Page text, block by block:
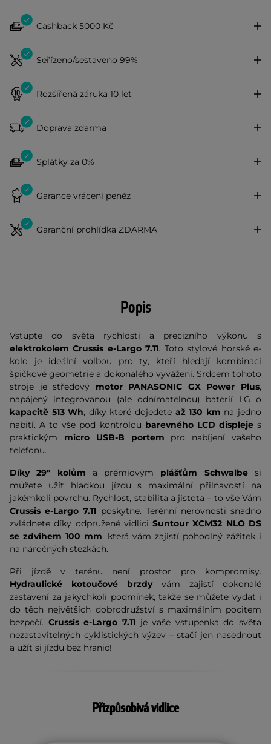
Cashback 5000 Kč
Seřízeno/sestaveno 99%
Rozšířená záruka 10 let
Doprava zdarma
Splátky za 0%
Garance vrácení peněz
Garanční prohlídka ZDARMA
Popis
Vstupte do světa rychlosti a precizního výkonu s
elektrokolem Crussis e-Largo 7.11. Toto stylové horské e-
kolo je ideální volbou pro ty, kteří hledají kombinaci
špičkové geometrie a dokonalého vyvážení. Srdcem tohoto
stroje je středový motor PANASONIC GX Power Plus,
napájený integrovanou (ale odnímatelnou) baterií LG o
kapacitě 513 Wh, díky které dojedete až 130 km na jedno
nabití. A to vše pod kontrolou barevného LCD displejes
praktickým micro USB-B portem pro nabíjení vašeho
telefonu.
Díky 29" kolům a prémiovým plášťům Schwalbesi
můžete užít hladkou jízdu s maximální přilnavostí na
jakémkoli povrchu. Rychlost, stabilita a jistota – to vše Vám
Crussis e-Largo 7.11 poskytne. Terénní nerovnosti snadno
zvládnete díky odpružené vidliciSuntour XCM32 NLO DS
se zdvihem 100 mm, která vám zajistí pohodlný zážitek i
na náročných stezkách.
Při jízdě v terénu není prostor pro kompromisy.
Hydraulické kotoučové brzdy vám zajistí dokonalé
zastavení za jakýchkoli podmínek, takže se můžete vydat i
do těch největších dobrodružství s maximálním pocitem
bezpečí. Crussis e-Largo 7.11 je vaše vstupenka do světa
nezastavitelných cyklistických výzev – stačí jen nasednout
a užít si jízdu bez hranic!
Přizpůsobivá vidlice